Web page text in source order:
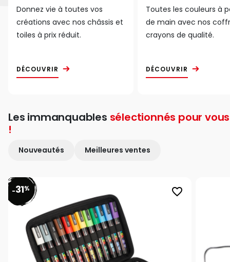
Donnez vie à toutes vos
créations avec nos châssis et
toiles à prix réduit.
DÉCOUVRIR
Toutes les couleurs à
de main avec nos
crayons de qualité.
DÉCOUVRIR
Les immanquables sélectionnés pour vous
!
Nouveautés Meilleures ventes
favorite_border
-31%